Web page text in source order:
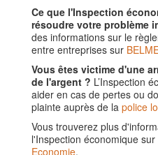
Ce que l'Inspection
résoudre votre problème
des informations sur le
entre entreprises sur
Vous êtes victime d'une
de l'argent ? L’Inspection
aider en cas de pertes ou
plainte auprès de la police
Vous trouverez plus
l'Inspection économique sur
Economie.